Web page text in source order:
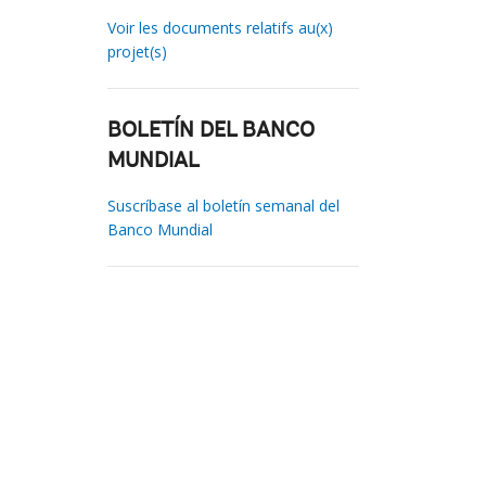
Voir les documents relatifs au(x)
projet(s)
BOLETÍN DEL BANCO
MUNDIAL
Suscríbase al boletín semanal del
Banco Mundial